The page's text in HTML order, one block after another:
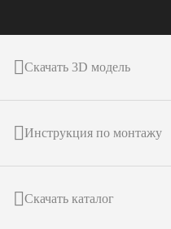
Скачать 3D модель
Инструкция по монтажу
Скачать каталог